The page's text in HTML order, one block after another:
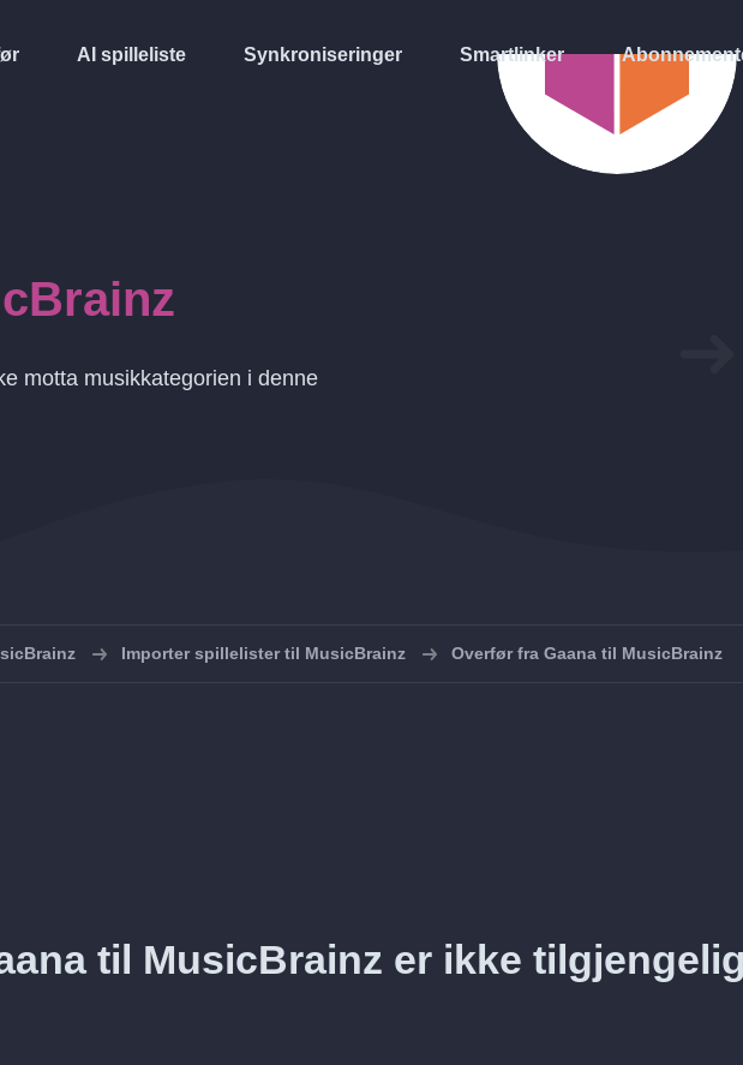
AI spilleliste Synkroniseringer Smartlinker
motta musikkategorien i denne
Importer spillelister til MusicBrainz Overfør fra Gaana til MusicBrainz
til MusicBrainz er ikke tilgjengelig